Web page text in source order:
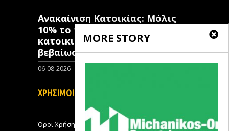
MORE STORY
Ανακαίνιση Κατοικίας: Μόλις
10% το ποσοστό των κλειστών
κατοικιών που έχουν λάβει
βεβαίωση ένταξης
06-08-2026
ΧΡΗΣΙΜΟΙ ΣΥΝΔΕΣΜΟΙ
Όροι Χρήσης